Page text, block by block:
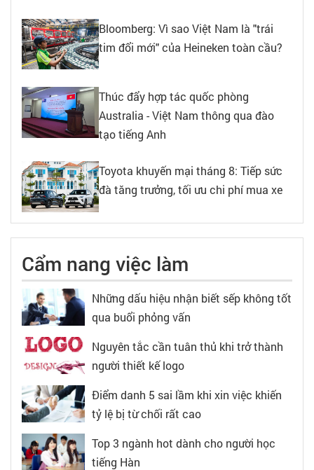
Bloomberg: Vì sao Việt Nam là "trái
tim đổi mới" của Heineken toàn cầu?
Thúc đẩy hợp tác quốc phòng
Australia - Việt Nam thông qua đào
tạo tiếng Anh
Toyota khuyến mại tháng 8: Tiếp sức
đà tăng trưởng, tối ưu chi phí mua xe
Cẩm nang việc làm
Những dấu hiệu nhận biết sếp không tốt
qua buổi phỏng vấn
Nguyên tắc cần tuân thủ khi trở thành
người thiết kế logo
Điểm danh 5 sai lầm khi xin việc khiến
tỷ lệ bị từ chối rất cao
Top 3 ngành hot dành cho người học
tiếng Hàn